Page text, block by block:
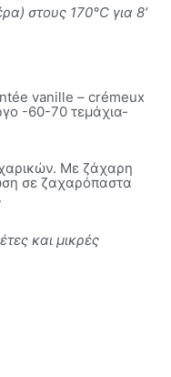
στους 170°C για 8′
vanille – crémeux
-60-70 τεμάχια-
Με ζάχαρη
σε ζαχαρόπαστα
και μικρές